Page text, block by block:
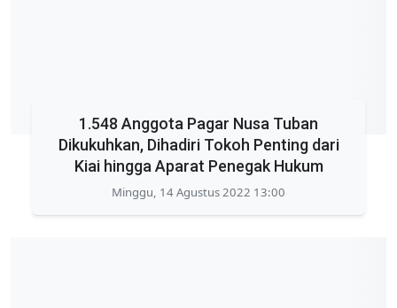
1.548 Anggota Pagar Nusa Tuban
Dikukuhkan, Dihadiri Tokoh Penting dari
Kiai hingga Aparat Penegak Hukum
Minggu, 14 Agustus 2022 13:00